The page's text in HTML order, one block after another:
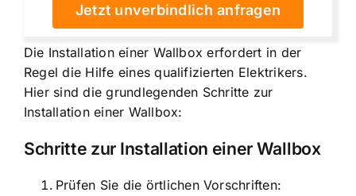
Jetzt unverbindlich anfragen
Die Installation einer Wallbox erfordert in der
Regel die Hilfe eines qualifizierten Elektrikers.
Hier sind die grundlegenden Schritte zur
Installation einer Wallbox:
Schritte zur Installation einer Wallbox
Prüfen Sie die örtlichen Vorschriften: